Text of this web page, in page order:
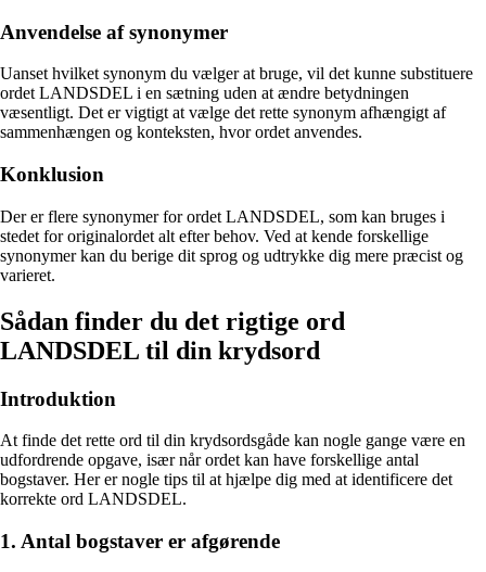
Anvendelse af synonymer
Uanset hvilket synonym du vælger at bruge, vil det kunne substituere
ordet LANDSDEL i en sætning uden at ændre betydningen
væsentligt. Det er vigtigt at vælge det rette synonym afhængigt af
sammenhængen og konteksten, hvor ordet anvendes.
Konklusion
Der er flere synonymer for ordet LANDSDEL, som kan bruges i
stedet for originalordet alt efter behov. Ved at kende forskellige
synonymer kan du berige dit sprog og udtrykke dig mere præcist og
varieret.
Sådan finder du det rigtige ord
LANDSDEL til din krydsord
Introduktion
At finde det rette ord til din krydsordsgåde kan nogle gange være en
udfordrende opgave, især når ordet kan have forskellige antal
bogstaver. Her er nogle tips til at hjælpe dig med at identificere det
korrekte ord LANDSDEL.
1. Antal bogstaver er afgørende